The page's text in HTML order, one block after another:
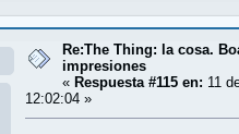
Re:The Thing: la cosa.
impresiones
« Respuesta #115 en: 11
12:02:04 »